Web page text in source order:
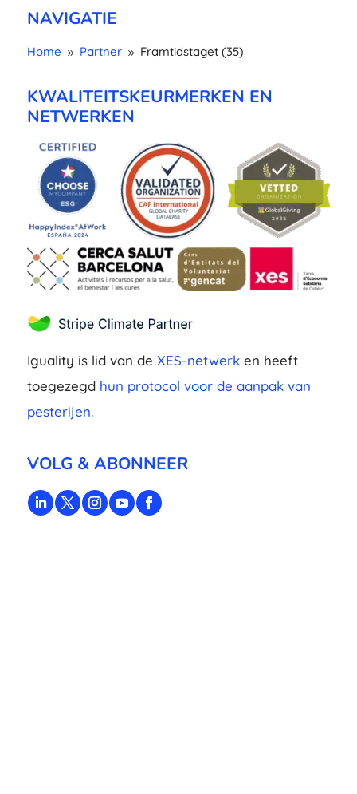
NAVIGATIE
Home 9 Partner 9 Framtidstaget (35)
KWALITEITSKEURMERKEN EN
NETWERKEN
Iguality is lid van de XES-netwerken heeft
toegezegd hun protocol voor de aanpak van
pesterijen.
VOLG & ABONNEER